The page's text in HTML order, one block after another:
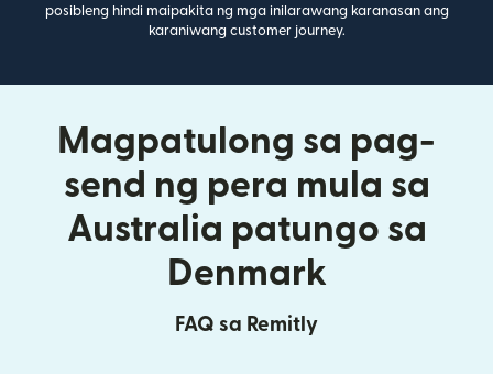
posibleng hindi maipakita ng mga inilarawang karanasan ang
karaniwang customer journey.
Magpatulong sa pag-
send ng pera mula sa
Australia patungo sa
Denmark
FAQ sa Remitly